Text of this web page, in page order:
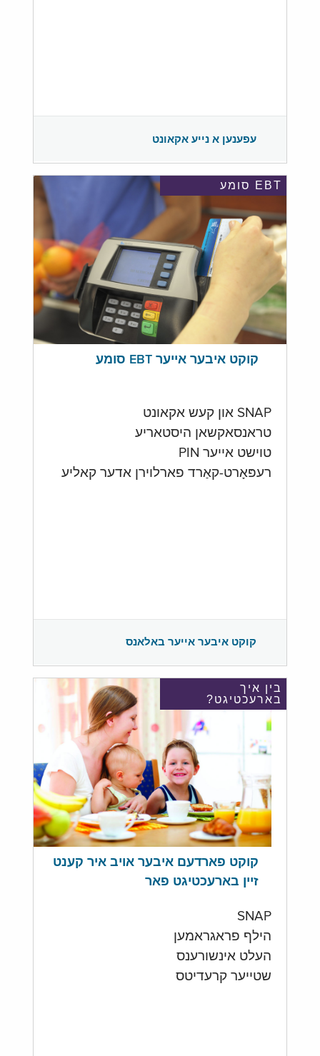
עפענען א נייע אקאונט
EBT סומע
קוקט איבער אייער EBT סומע
SNAP און קעש אקאונט
טראנסאקשאן היסטאריע
טוישט אייער PIN
רעפּאָרט-קאַרד פארלוירן אדער קאליע
קוקט איבער אייער באלאנס
בין איך
בארעכטיגט?
קוקט פארדעם איבער אויב איר קענט
זיין בארעכטיגט פאר
SNAP
הילף פראגראמען
העלט אינשורענס
שטייער קרעדיטס